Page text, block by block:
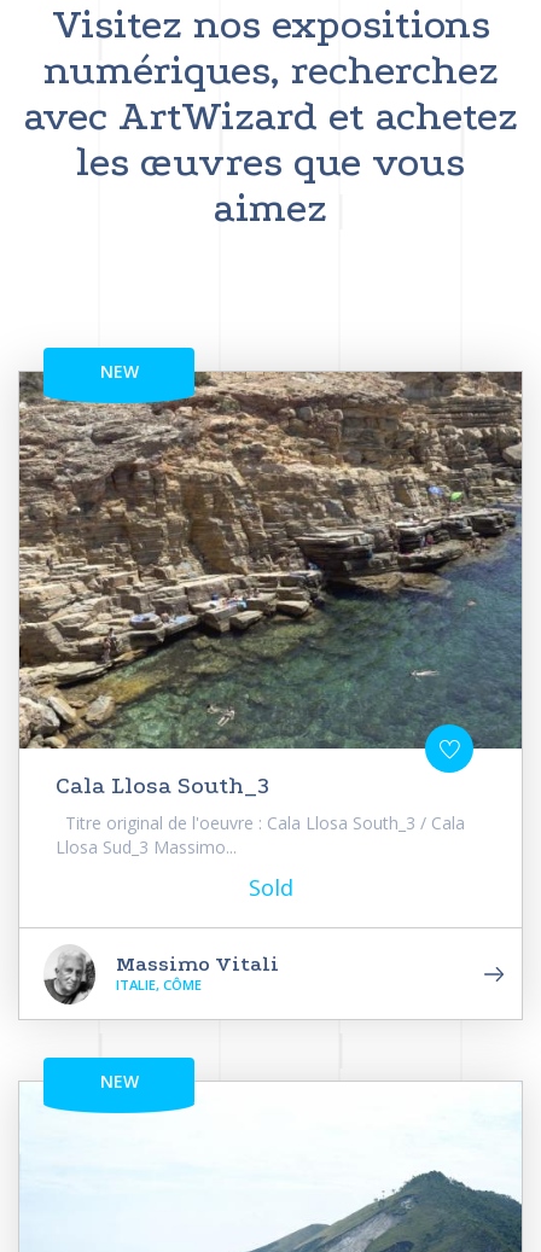
Visitez nos expositions
numériques, recherchez
avec ArtWizard et achetez
les œuvres que vous
aimez
NEW
Cala Llosa South_3
Titre original de l'oeuvre : Cala Llosa South_3 / Cala
Llosa Sud_3 Massimo...
Sold
Massimo Vitali
ITALIE, CÔME
NEW